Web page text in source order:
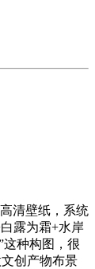
清壁纸，系统
露为霜+水岸
这种构图，很
创产物布景